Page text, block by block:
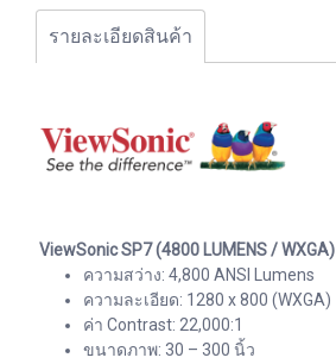
รายละเอียดสินค้า
ViewSonic SP7 (4800 LUMENS / WXGA)
ความสว่าง: 4,800 ANSI Lumens
ความละเอียด: 1280 x 800 (WXGA)
ค่า Contrast: 22,000:1
ขนาดภาพ: 30 – 300 นิ้ว